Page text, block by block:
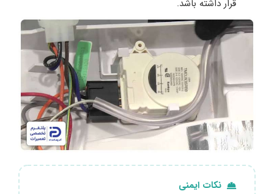
قرار داشته باشد.
نکات ایمنی